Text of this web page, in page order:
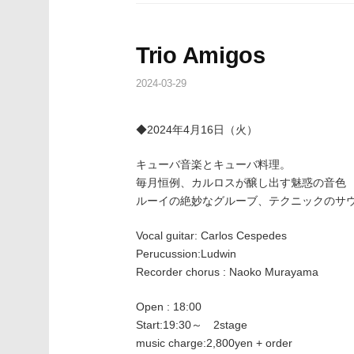
Trio Amigos
2024-03-29
◆2024年4月16日（火）
キューバ音楽とキューバ料理。
毎月恒例、カルロスが醸し出す魅惑の音色
ルーイの絶妙なグルーブ、テクニックのサ
Vocal guitar: Carlos Cespedes
Perucussion:Ludwin
Recorder chorus : Naoko Murayama
Open : 18:00
Start:19:30～ 2stage
music charge:2,800yen + order